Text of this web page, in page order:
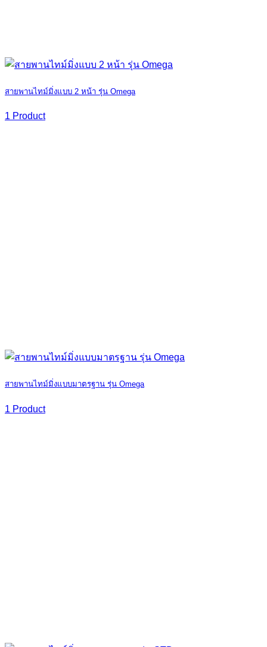
สายพานไทม์มิ่งแบบ 2 หน้า รุ่น Omega
1 Product
สายพานไทม์มิ่งแบบมาตรฐาน รุ่น Omega
1 Product